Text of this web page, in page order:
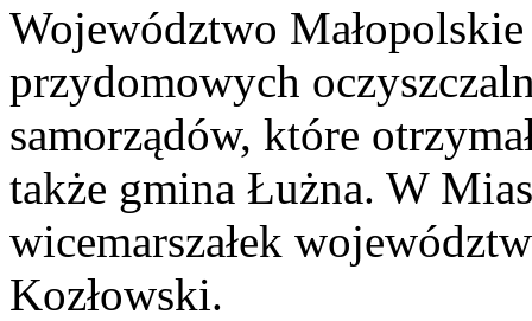
Województwo
przydomowych
samorządów, które
także gmina Łużna. W
wicemarszałek
Kozłowski.